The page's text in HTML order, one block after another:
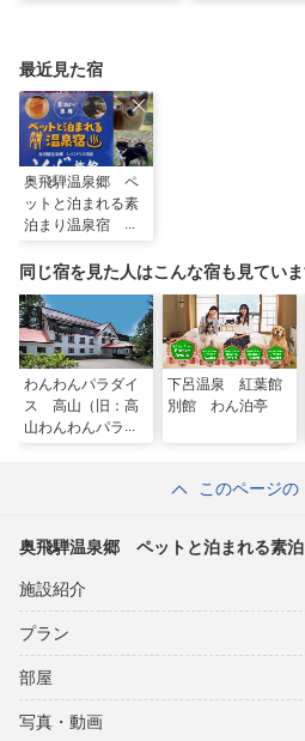
最近見た宿
奥飛騨温泉郷 ペ
ットと泊まれる素
泊まり温泉宿 こ
同じ宿を見た人はこんな宿も見てい
わんわんパラダイ
ス 高山（旧：高
山わんわんパラダ
下呂温泉 紅葉館
別館 わん泊亭
このページの
奥飛騨温泉郷 ペットと泊まれる素
施設紹介
プラン
部屋
写真・動画